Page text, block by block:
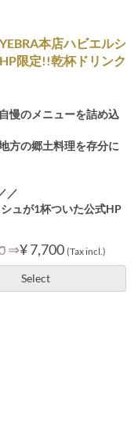
本店ハビエルシ
限定!!乾杯ドリンク
慢のメニューを詰め込
方の郷土料理を存分に
／
ュが1杯ついた公式HP
⇒¥ 7,700 (Tax incl.)
Select